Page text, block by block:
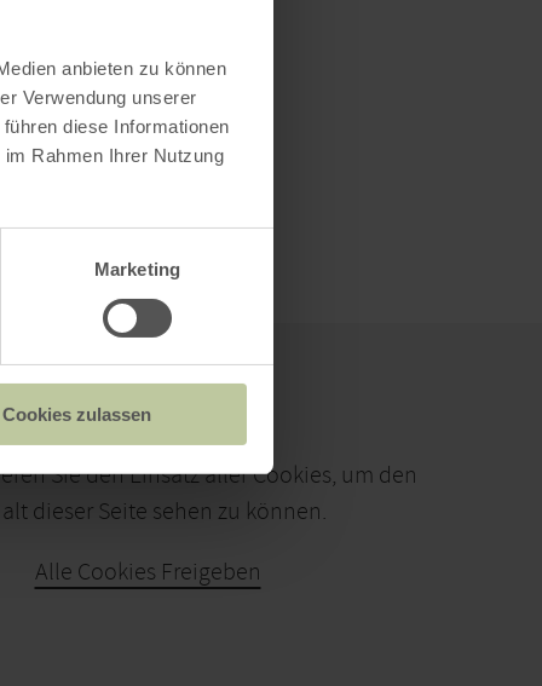
anbieten zu können
Verwendung unserer
diese Informationen
Rahmen Ihrer Nutzung
Marketing
Cookies zulassen
Sie den Einsatz aller Cookies, um den
dieser Seite sehen zu können.
Alle Cookies Freigeben